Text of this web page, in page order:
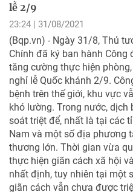
lễ 2/9
23:24 | 31/08/2021
(Bqp.vn) - Ngày 31/8, Thủ
Chính đã ký ban hành Công
tăng cường thực hiện
nghỉ lễ Quốc khánh 2/9.
bệnh trên thế giới, khu vực
khó lường. Trong nước,
soát triệt để, nhất là tại các
Nam và một số địa phương
thương lớn. Thời gian vừa
thực hiện giãn cách xã hội
nhất định, tuy nhiên tại một
giãn cách vẫn chưa được